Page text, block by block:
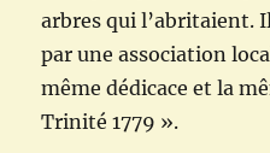
arbres qui l’abritaient.
par une association
même dédicace et la
Trinité 1779 ».